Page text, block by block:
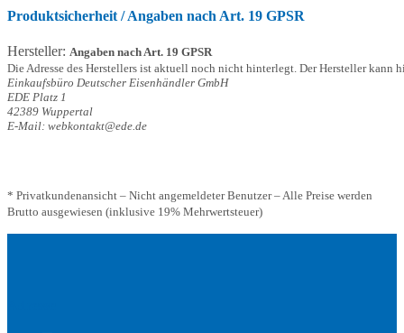
Produktsicherheit / Angaben nach Art. 19 GPSR
Hersteller: Angaben nach Art. 19 GPSR
Die Adresse des Herstellers ist aktuell noch nicht hinterlegt. Der Hersteller kann
Einkaufsbüro Deutscher Eisenhändler GmbH
EDE Platz 1
42389 Wuppertal
E-Mail: webkontakt@ede.de
* Privatkundenansicht – Nicht angemeldeter Benutzer – Alle Preise werden
Brutto ausgewiesen (inklusive 19% Mehrwertsteuer)